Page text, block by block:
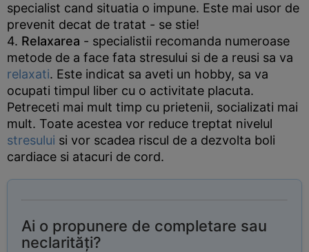
specialist cand situatia o impune. Este mai usor de
prevenit decat de tratat - se stie!
4. Relaxarea - specialistii recomanda numeroase
metode de a face fata stresului si de a reusi sa va
relaxati. Este indicat sa aveti un hobby, sa va
ocupati timpul liber cu o activitate placuta.
Petreceti mai mult timp cu prietenii, socializati mai
mult. Toate acestea vor reduce treptat nivelul
stresului si vor scadea riscul de a dezvolta boli
cardiace si atacuri de cord.
Ai o propunere de completare sau
neclarități?